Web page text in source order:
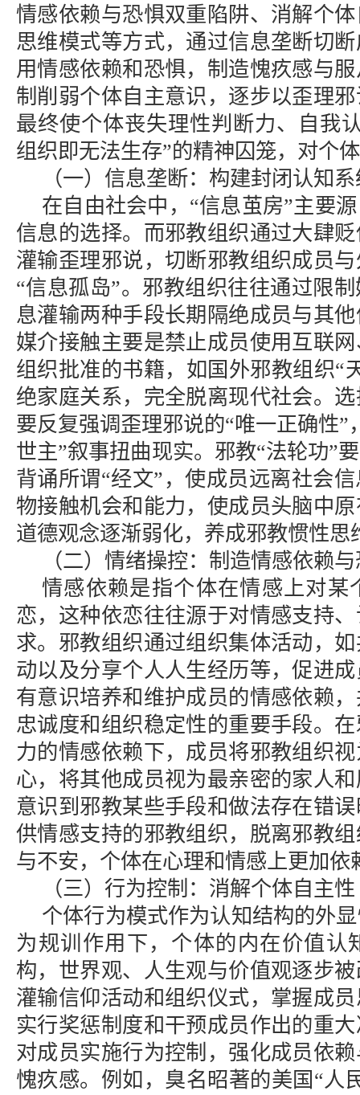
情感依赖与恐惧双重陷阱、消解个
思维模式等方式，通过信息垄断切
用情感依赖和恐惧，制造愧疚感与
制削弱个体自主意识，逐步以歪理
最终使个体丧失理性判断力、自我
组织即无法生存”的精神囚笼，对个
（一）信息垄断：构建封闭认知
在自由社会中，“信息茧房”主要
信息的选择。而邪教组织通过大肆
灌输歪理邪说，切断邪教组织成员
“信息孤岛”。邪教组织往往通过限
息灌输两种手段长期隔绝成员与其
媒介接触主要是禁止成员使用互联
组织批准的书籍，如国外邪教组织“
绝家庭关系，完全脱离现代社会。
要反复强调歪理邪说的“唯一正确性”
世主”叙事扭曲现实。邪教“法轮功”
背诵所谓“经文”，使成员远离社会
物接触机会和能力，使成员头脑中
道德观念逐渐弱化，养成邪教惯性思
（二）情绪操控：制造情感依赖
情感依赖是指个体在情感上对某
恋，这种依恋往往源于对情感支持
求。邪教组织通过组织集体活动，
动以及分享个人人生经历等，促进
有意识培养和维护成员的情感依赖
忠诚度和组织稳定性的重要手段。
力的情感依赖下，成员将邪教组织
心，将其他成员视为最亲密的家人
意识到邪教某些手段和做法存在错
供情感支持的邪教组织，脱离邪教
与不安，个体在心理和情感上更加依
（三）行为控制：消解个体自主性
个体行为模式作为认知结构的外
为规训作用下，个体的内在价值认
构，世界观、人生观与价值观逐步
灌输信仰活动和组织仪式，掌握成
实行奖惩制度和干预成员作出的重
对成员实施行为控制，强化成员依
愧疚感。例如，臭名昭著的美国“人